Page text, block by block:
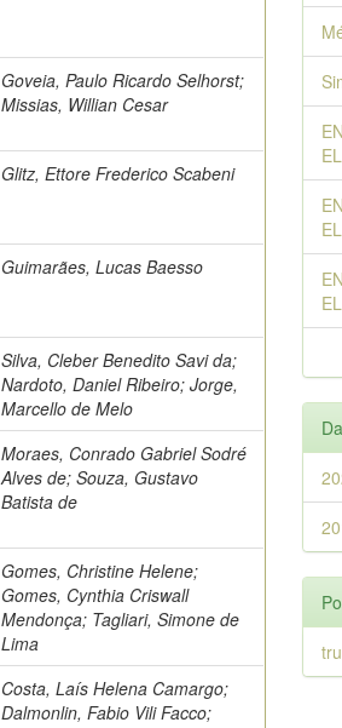
Goveia, Paulo Ricardo Selhorst;
Missias, Willian Cesar
Glitz, Ettore Frederico Scabeni
Guimarães, Lucas Baesso
Silva, Cleber Benedito Savi da;
Nardoto, Daniel Ribeiro; Jorge,
Marcello de Melo
Moraes, Conrado Gabriel Sodré
Alves de; Souza, Gustavo
Batista de
Gomes, Christine Helene;
Gomes, Cynthia Criswall
Mendonça; Tagliari, Simone de
Lima
Costa, Laís Helena Camargo;
Dalmonlin, Fabio Vili Facco;